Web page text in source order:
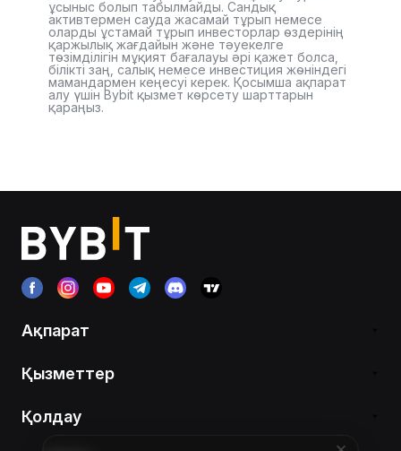
ұсыныс болып табылмайды. Сандық
активтермен сауда жасамай тұрып немесе
оларды ұстамай тұрып инвесторлар өздерінің
қаржылық жағдайын және тәуекелге
төзімділігін мұқият бағалауы әрі қажет болса,
білікті заң, салық немесе инвестиция жөніндегі
мамандармен кеңесуі керек. Қосымша ақпарат
алу үшін Bybit қызмет көрсету шарттарын
қараңыз.
Ақпарат
Қызметтер
Қолдау